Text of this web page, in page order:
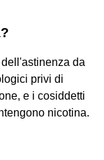
da
privi di
e i cosiddetti
nicotina.